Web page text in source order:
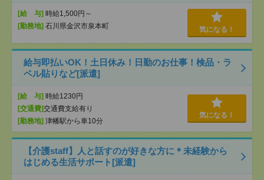
[給 与] 時給1,500円～
[勤務地] 石川県金沢市泉本町 気になる！
給与即払いOK！土日休み！日勤のお仕事！検品・ラ
ベル貼りなど[派遣]
[給 与] 時給1230円
[交通費]交通費支給有り
[勤務地] 津幡駅から車10分
気になる！
【介護staff】人と話すのが好きな方に＊未経験から
はじめる生活サポート[派遣]